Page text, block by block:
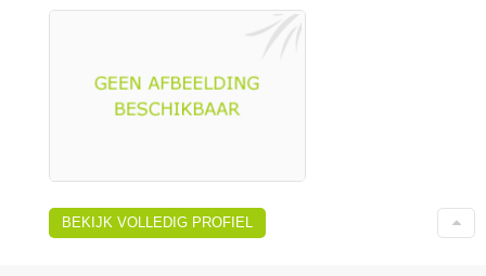
BEKIJK VOLLEDIG PROFIEL